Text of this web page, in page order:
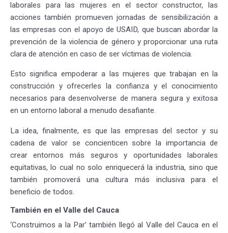
laborales para las mujeres en el sector constructor, las
acciones también promueven jornadas de sensibilización a
las empresas con el apoyo de USAID, que buscan abordar la
prevención de la violencia de género y proporcionar una ruta
clara de atención en caso de ser víctimas de violencia.
Esto significa empoderar a las mujeres que trabajan en la
construcción y ofrecerles la confianza y el conocimiento
necesarios para desenvolverse de manera segura y exitosa
en un entorno laboral a menudo desafiante.
La idea, finalmente, es que las empresas del sector y su
cadena de valor se concienticen sobre la importancia de
crear entornos más seguros y oportunidades laborales
equitativas, lo cual no solo enriquecerá la industria, sino que
también promoverá una cultura más inclusiva para el
beneficio de todos.
También en el Valle del Cauca
‘Construimos a la Par’ también llegó al Valle del Cauca en el